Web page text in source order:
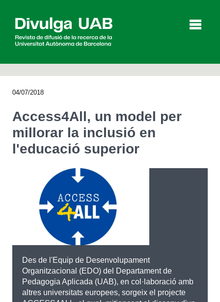
Agenda
English Español
CERCAR
04/07/2018
Access4All, un model per
millorar la inclusió en
l'educació superior
Des de l'Equip de Desenvolupament
Organitzacional (EDO) del Departament de
Pedagogia Aplicada (UAB), en col·laboració amb
altres universitats europees, sorgeix el projecte